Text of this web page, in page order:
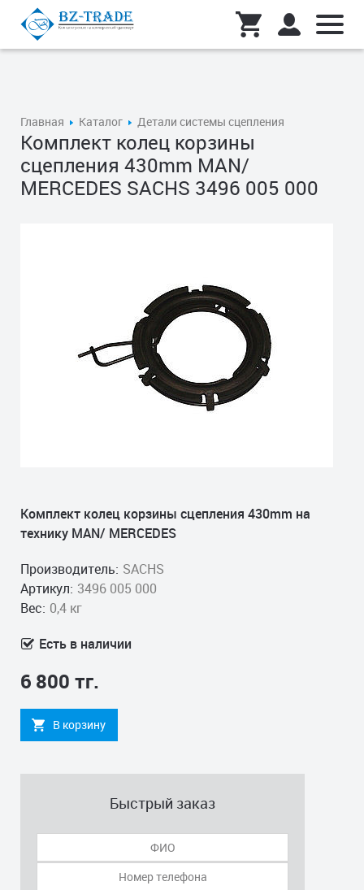
Главная Каталог Детали системы сцепления
Комплект колец корзины
сцепления 430mm MAN/
MERCEDES SACHS 3496 005 000
Комплект колец корзины сцепления 430mm на
технику MAN/ MERCEDES
Производитель: SACHS
Артикул: 3496 005 000
Вес: 0,4 кг
Есть в наличии
6 800 тг.
В корзину
Быстрый заказ